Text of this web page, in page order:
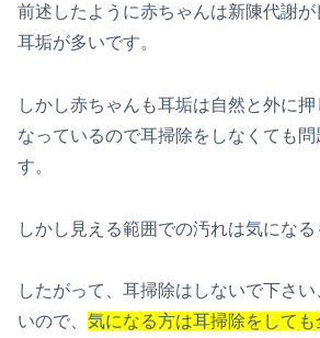
前述したように赤ちゃんは新陳代謝
耳垢が多いです。
しかし赤ちゃんも耳垢は自然と外に
なっているので耳掃除をしなくても
す。
しかし見える範囲での汚れは気になる
したがって、耳掃除はしないで下さ
いので、 気になる方は耳掃除をしても